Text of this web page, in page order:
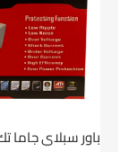
باور سبلاي جاما